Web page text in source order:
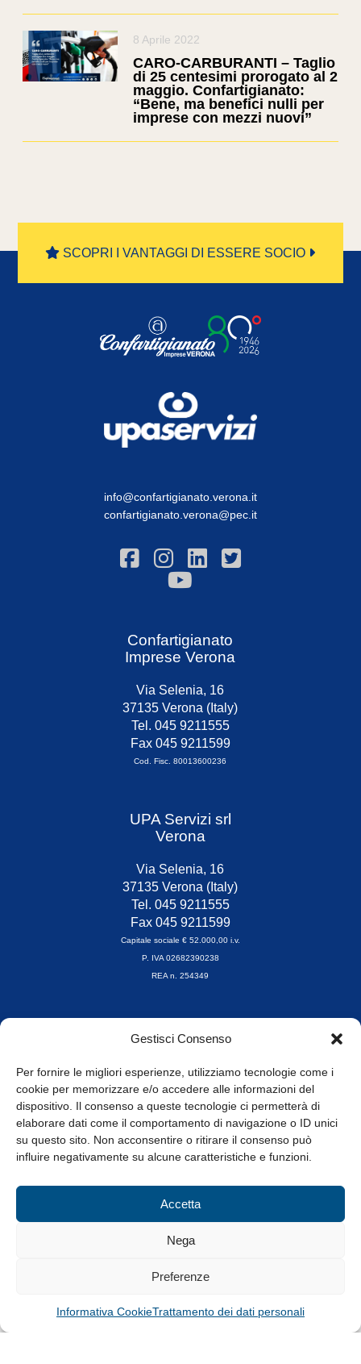
Gestisci Consenso
Per fornire le migliori esperienze, utilizziamo tecnologie come i
cookie per memorizzare e/o accedere alle informazioni del
dispositivo. Il consenso a queste tecnologie ci permetterà di
elaborare dati come il comportamento di navigazione o ID unici
su questo sito. Non acconsentire o ritirare il consenso può
influire negativamente su alcune caratteristiche e funzioni.
Accetta
Nega
Preferenze
Informativa CookieTrattamento dei dati personali
8 Aprile 2022
CARO-CARBURANTI – Taglio
di 25 centesimi prorogato al 2
maggio. Confartigianato:
“Bene, ma benefici nulli per
imprese con mezzi nuovi”
SCOPRI I VANTAGGI DI ESSERE SOCIO
info@confartigianato.verona.it
confartigianato.verona@pec.it
Confartigianato
Imprese Verona
Via Selenia, 16
37135 Verona (Italy)
Tel. 045 9211555
Fax 045 9211599
Cod. Fisc. 80013600236
UPA Servizi srl
Verona
Via Selenia, 16
37135 Verona (Italy)
Tel. 045 9211555
Fax 045 9211599
Capitale sociale € 52.000,00 i.v.
P. IVA 02682390238
REA n. 254349
Orari di apertura
8.30-13.00 / 14.00-17.30
Whistleblowing
© Tutti i diritti riservati
Privacy Policy e Cookie|Informativa Cookie